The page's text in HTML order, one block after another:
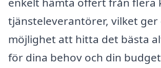
tjänsteleverantörer, vilket ger
möjlighet att hitta det bästa
för dina behov och din